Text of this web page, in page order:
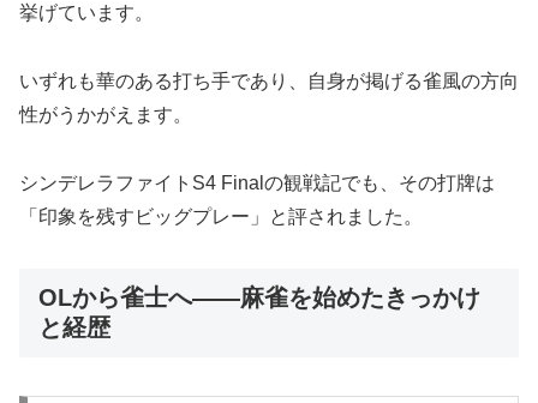
挙げています。
いずれも華のある打ち手であり、自身が掲げる雀風の方向
性がうかがえます。
シンデレラファイトS4 Finalの観戦記でも、その打牌は
「印象を残すビッグプレー」と評されました。
OLから雀士へ――麻雀を始めたきっかけ
と経歴